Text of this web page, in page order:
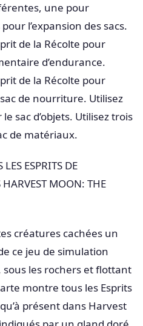
une pour
l’expansion des sacs.
de la Récolte pour
d’endurance.
de la Récolte pour
de nourriture. Utilisez
sac d’objets. Utilisez trois
de matériaux.
ESPRITS DE
HARVEST MOON: THE
créatures cachées un
ce jeu de simulation
les rochers et flottant
montre tous les Esprits
présent dans Harvest